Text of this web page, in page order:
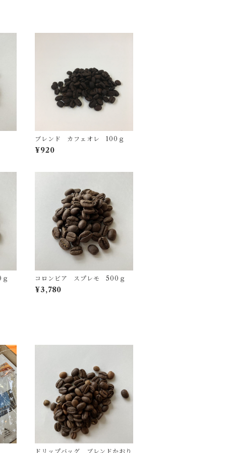
ブレンド カフェオレ 100ｇ
¥920
コロンビア スプレモ 500ｇ
¥3,780
ドリップバッグ ブレンドかおり